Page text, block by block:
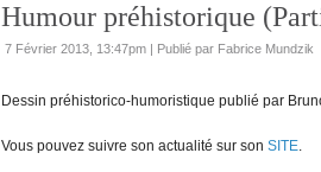
Humour préhistorique
7 Février 2013, 13:47pm | Publié par Fabrice Mundzik
Dessin préhistorico-humoristique publié par
Vous pouvez suivre son actualité sur son SITE.